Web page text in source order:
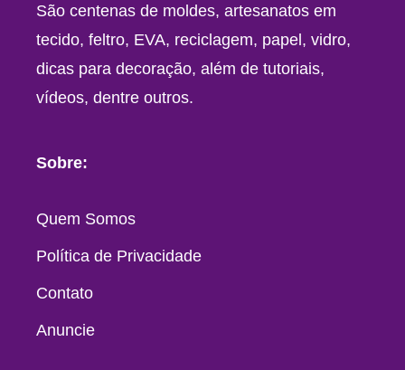
São centenas de moldes, artesanatos em
tecido, feltro, EVA, reciclagem, papel, vidro,
dicas para decoração, além de tutoriais,
vídeos, dentre outros.
Sobre:
Quem Somos
Política de Privacidade
Contato
Anuncie